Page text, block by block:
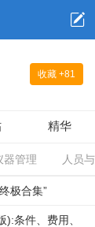
收藏 +81
精华
器管理 人员
极合集”
条件、费用、